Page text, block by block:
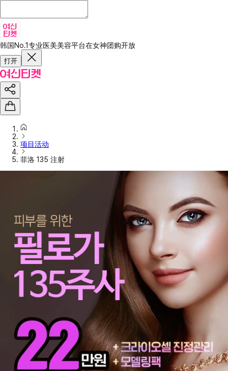
韩国No.1专业医美美容平台在女神团购开放
打开
项目活动
菲洛 135 注射